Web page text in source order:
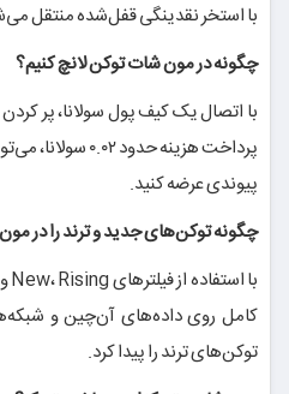
با استخر نقدینگی قفل‌شده منتقل
چگونه در مون شات توکن لانچ کنیم؟
با اتصال یک کیف پول سولانا، پر
پرداخت هزینه
پیوندی عرضه کنید.
چگونه توکن‌های جدید و ترند را در
کامل روی داده‌های آن‌چین و
توکن‌های ترند را پیدا کرد.